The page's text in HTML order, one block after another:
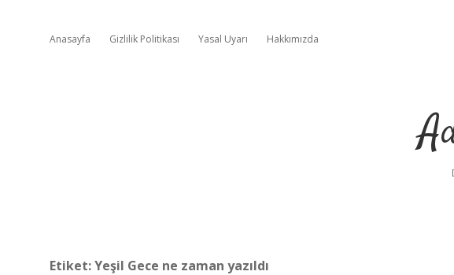
Anasayfa Gizlilik Politikası Yasal Uyarı Hakkımızda
Etiket:Yeşil Gece ne zaman yazıldı